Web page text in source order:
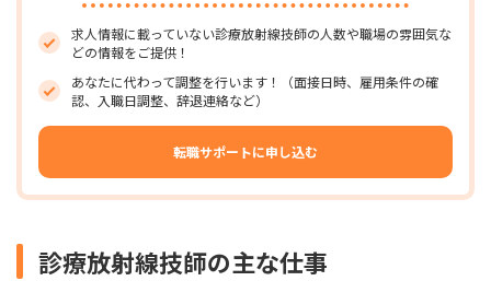
求人情報に載っていない診療放射線技師の人数や職場の雰囲気な
どの情報をご提供！
あなたに代わって調整を行います！（面接日時、雇用条件の確
認、入職日調整、辞退連絡など）
転職サポートに申し込む
診療放射線技師の主な仕事